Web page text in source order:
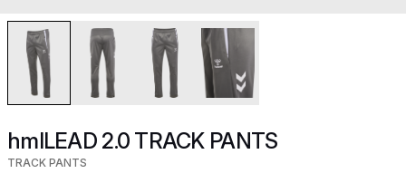
hmlLEAD 2.0 TRACK PANTS
TRACK PANTS